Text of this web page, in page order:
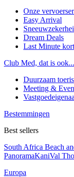
Onze
Easy Arrival
Dream Deals
Last Minute
Club Med, dat is ook...
Duurzaam
Meeting &
Bestemmingen
Best sellers
South Africa Beach
PanoramaKaniVal
Europa